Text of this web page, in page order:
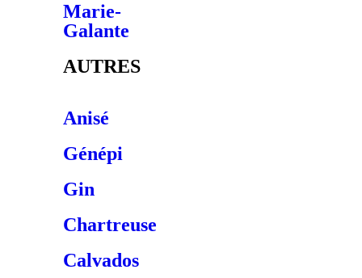
Marie-
Galante
AUTRES
Anisé
Génépi
Gin
Chartreuse
Calvados